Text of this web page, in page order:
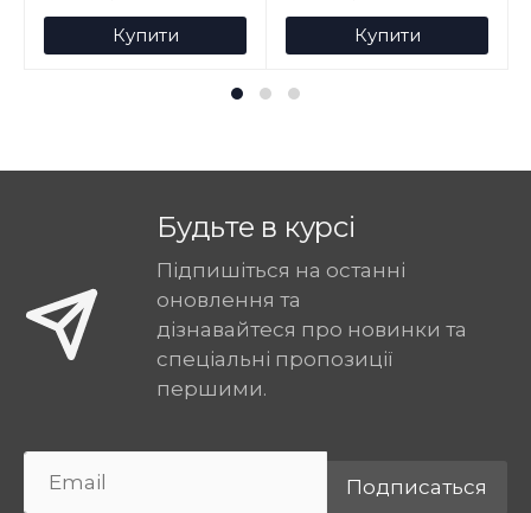
Купити Купити
Будьте в курсі
Підпишіться на останні
оновлення та
дізнавайтеся про новинки та
спеціальні пропозиції
першими.
Подписаться